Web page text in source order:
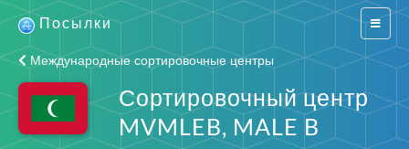
Switch
Посылки
Международные сортировочные центры
Сортировочный центр
MVMLEB, MALE B